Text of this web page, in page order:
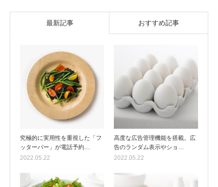
最新記事 おすすめ記事
究極的に実用性を重視した「フ
ッターバー」が電話予約…
2022.05.22
高度な広告管理機能を搭載。広
告のランダム表示やショ…
2022.05.22